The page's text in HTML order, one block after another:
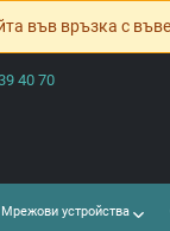
във връзка с
40 70
устройства